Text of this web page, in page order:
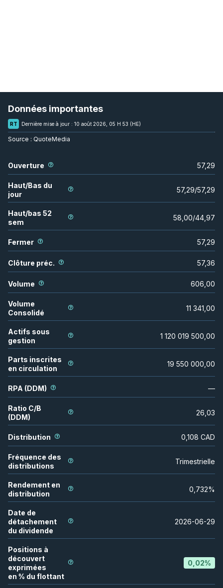
Données importantes
RT Dernière mise à jour : 10 août 2026, 05 H 53 (HE)
Source : QuoteMedia
Ouverture 57,29
Haut/Bas du
jour
57,29/57,29
Haut/bas 52
sem
58,00/44,97
Fermer 57,29
Clôture préc. 57,36
Volume 606,00
Volume
Consolidé
11 341,00
Actifs sous
gestion
1 120 019 500,00
Parts inscrites
en circulation
19 550 000,00
RPA (DDM) —
Ratio C/B
(DDM)
26,03
Distribution 0,108 CAD
Fréquence des
distributions
Trimestrielle
Rendement en
distribution
0,732%
Date de
détachement
du dividende
2026-06-29
Positions à
découvert
exprimées
en % du flottant
0,02%